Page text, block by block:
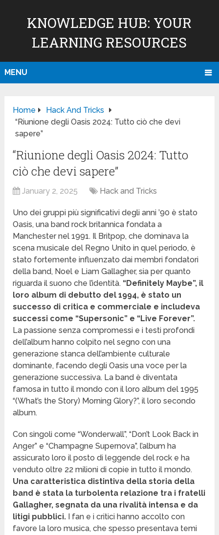
KNOWLEDGE HUB: YOUR
LEARNING RESOURCES
MENU
Home
Hack And Tricks
“Riunione degli Oasis 2024: Tutto ciò che devi
sapere”
“Riunione degli Oasis 2024: Tutto
ciò che devi sapere”
January 2, 2025 Hack and Tricks
Uno dei gruppi più significativi degli anni ’90 è stato
Oasis, una band rock britannica fondata a
Manchester nel 1991. Il Britpop, che dominava la
scena musicale del Regno Unito in quel periodo, è
stato fortemente influenzato dai membri fondatori
della band, Noel e Liam Gallagher, sia per quanto
riguarda il suono che l’identità. “Definitely Maybe”, il
loro album di debutto del 1994, è stato un
successo di critica e commerciale e includeva
successi come “Supersonic” e “Live Forever”.
La passione senza compromessi e i testi profondi
dell’album hanno colpito nel segno con una
generazione stanca dell’ambiente culturale
dominante, facendo degli Oasis una voce per la
generazione successiva. La band è diventata
famosa in tutto il mondo con il loro album del 1995
“(What’s the Story) Morning Glory?”, il loro secondo
album.
Con singoli come “Wonderwall”, “Don’t Look Back in
Anger” e “Champagne Supernova”, l’album ha
assicurato loro il posto di leggende del rock e ha
venduto oltre 22 milioni di copie in tutto il mondo.
Una caratteristica distintiva della storia della
band è stata la turbolenta relazione tra i fratelli
Gallagher, segnata da una rivalità intensa e da
litigi pubblici. I fan e i critici hanno accolto con
favore la loro musica, che spesso presentava temi